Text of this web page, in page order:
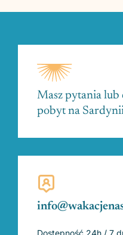
Masz pytania lub
pobyt na
Dostępność 24h / 7